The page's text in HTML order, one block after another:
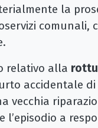
la
comunali,
relativo alla
accidentale
vecchia
l’episodio a